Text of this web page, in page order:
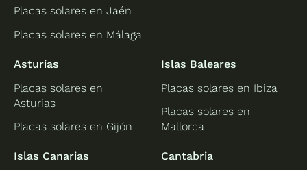
Placas solares en Jaén
Placas solares en Málaga
Asturias
Placas solares en
Asturias
Placas solares en Gijón
Islas Baleares
Placas solares en Ibiza
Placas solares en
Mallorca
Islas Canarias
Cantabria